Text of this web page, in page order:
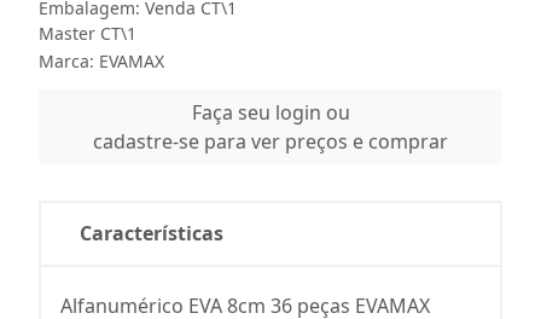
Embalagem: Venda CT\1
Master CT\1
Marca: EVAMAX
Faça seu login ou
cadastre-se para ver preços e comprar
Características
Alfanumérico EVA 8cm 36 peças EVAMAX